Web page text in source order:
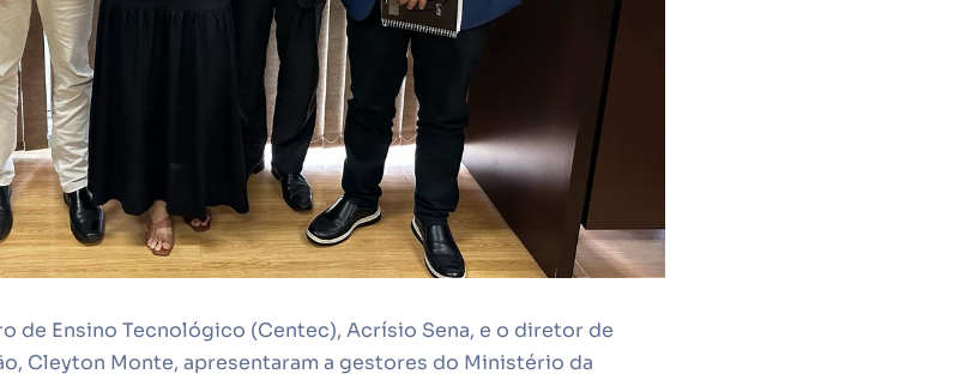
de Ensino Tecnológico (Centec), Acrísio Sena, e o diretor de
Cleyton Monte, apresentaram a gestores do Ministério da